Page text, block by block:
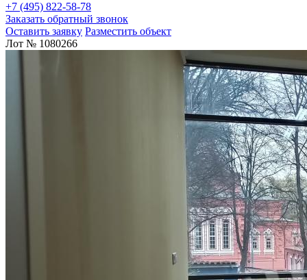
+7 (495) 822-58-78
Заказать обратный звонок
Оставить заявку Разместить объект
Лот № 1080266